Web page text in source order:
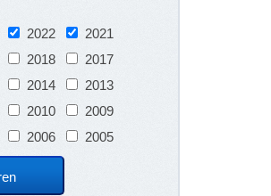
2022
2021
2018
2017
2014
2013
2010
2009
2006 2005